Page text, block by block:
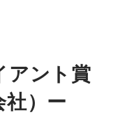
アント賞
社）ー